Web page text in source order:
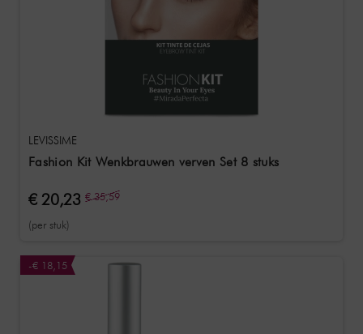
LEVISSIME
Fashion Kit Wenkbrauwen verven Set 8 stuks
€ 20,23 € 35,59
(per stuk)
-€ 18,15